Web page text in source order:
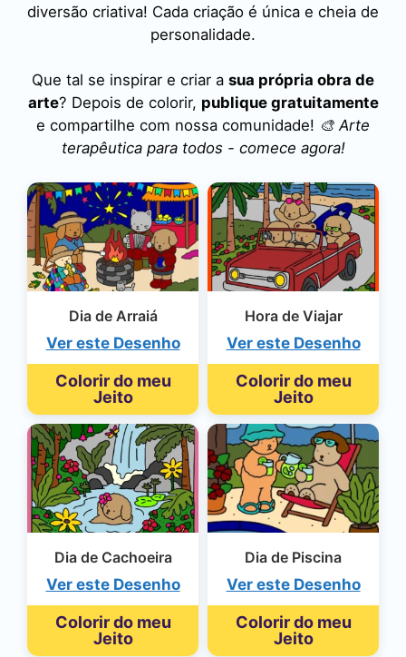
diversão criativa! Cada criação é única e cheia de
personalidade.
Que tal se inspirar e criar a sua própria obra de
arte? Depois de colorir, publique gratuitamente
e compartilhe com nossa comunidade! 🎨 Arte
terapêutica para todos - comece agora!
Dia de Arraiá
Ver este Desenho
Colorir do meu
Jeito
Hora de Viajar
Ver este Desenho
Colorir do meu
Jeito
Dia de Cachoeira
Ver este Desenho
Colorir do meu
Jeito
Dia de Piscina
Ver este Desenho
Colorir do meu
Jeito